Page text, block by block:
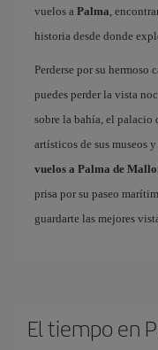
vuelos a Palma,
historia desde donde
Perderse por su hermoso
puedes perder la vista
sobre la bahía, el palacio
artísticos de sus museos
vuelos a Palma de
prisa por su paseo
guardarte las mejores
El tiempo en